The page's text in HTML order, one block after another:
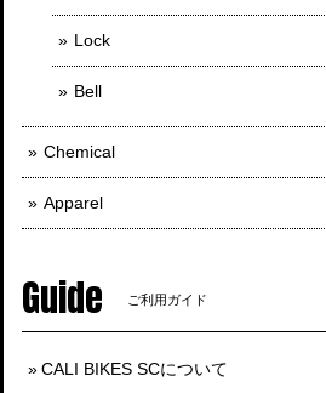
Lock
Bell
Chemical
Apparel
Guide ご利用ガイド
CALI BIKES SCについて